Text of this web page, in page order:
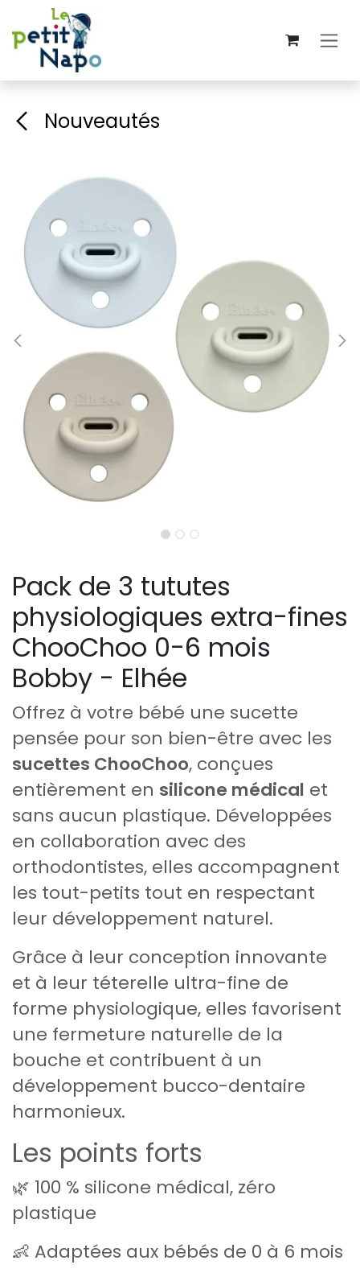
Se rendre au contenu
Nouveautés
Pack de 3 tututes
physiologiques extra-fines
ChooChoo 0-6 mois
Bobby - Elhée
Offrez à votre bébé une sucette
pensée pour son bien-être avec les
sucettes ChooChoo, conçues
entièrement en silicone médical et
sans aucun plastique. Développées
en collaboration avec des
orthodontistes, elles accompagnent
les tout-petits tout en respectant
leur développement naturel.
Grâce à leur conception innovante
et à leur téterelle ultra-fine de
forme physiologique, elles favorisent
une fermeture naturelle de la
bouche et contribuent à un
développement bucco-dentaire
harmonieux.
Les points forts
🌿 100 % silicone médical, zéro
plastique
👶 Adaptées aux bébés de 0 à 6 mois